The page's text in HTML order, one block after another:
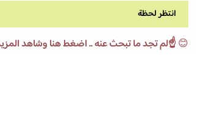
انتظر لحظة
😊☝️لم تجد ما تبحث عنه .. اضغط هنا وشاهد